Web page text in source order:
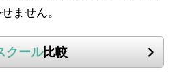
ません。
クール比較